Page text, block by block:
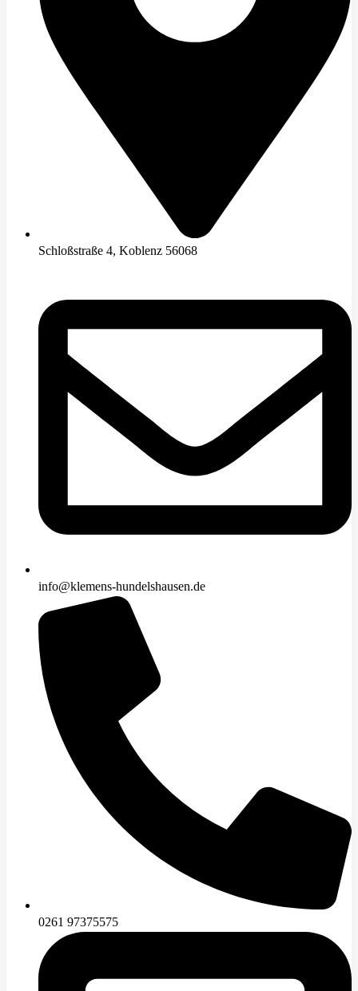
Schloßstraße 4, Koblenz 56068
info@klemens-hundelshausen.de
0261 97375575